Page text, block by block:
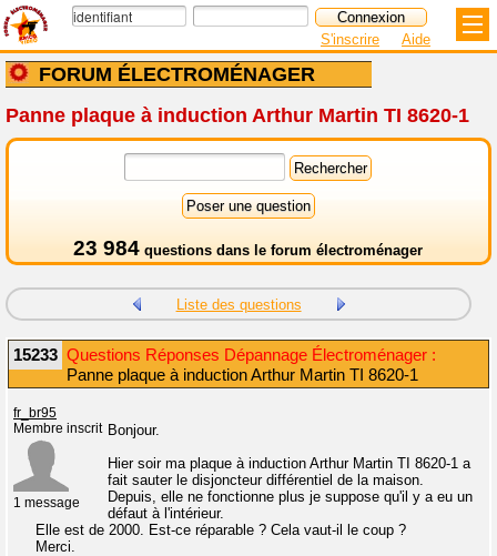
FORUM ÉLECTROMÉNAGER
S'inscrire Aide
Panne plaque à induction Arthur Martin TI 8620-1
23 984 questions dans le forum électroménager
Liste des questions
15233 Questions Réponses Dépannage Électroménager :
Panne plaque à induction Arthur Martin TI 8620-1
fr_br95
Membre inscrit
1 message
Bonjour.
Hier soir ma plaque à induction Arthur Martin TI 8620-1 a
fait sauter le disjoncteur différentiel de la maison.
Depuis, elle ne fonctionne plus je suppose qu'il y a eu un
défaut à l'intérieur.
Elle est de 2000. Est-ce réparable ? Cela vaut-il le coup ?
Merci.